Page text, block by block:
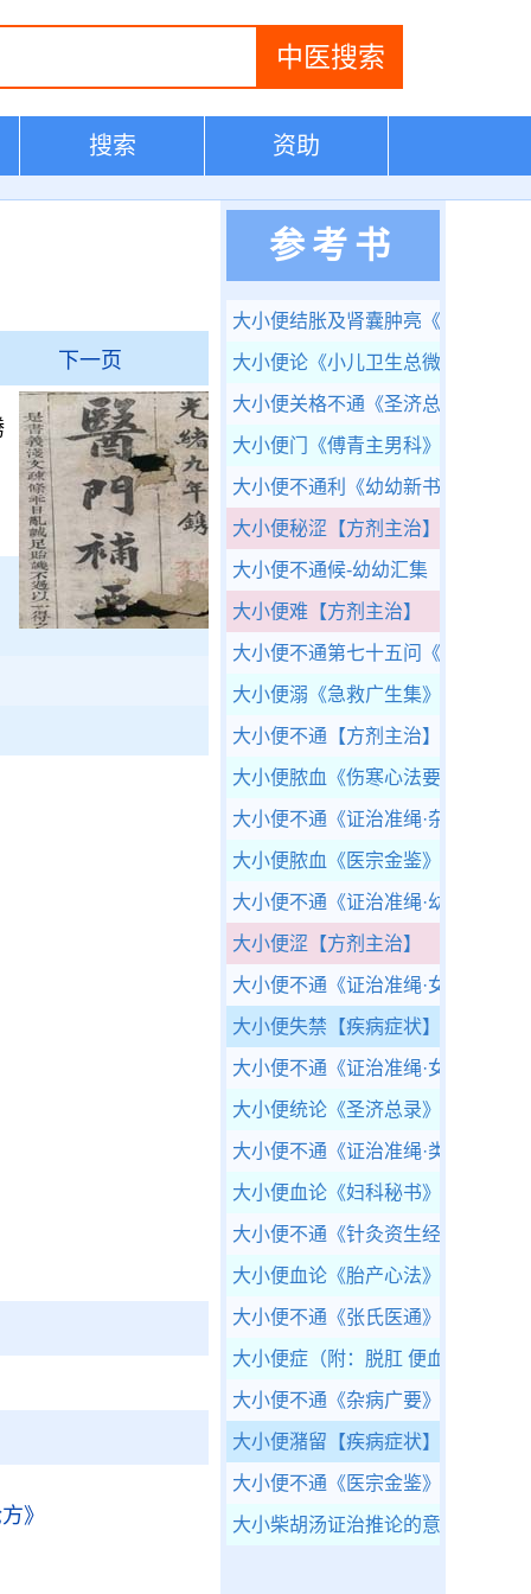
搜索 资助
下一页
》
参考书
大小便结胀及肾囊肿亮 《医门补要
大小便论 《小儿卫生总微论方》
大小便关格不通 《圣济总录》
大小便门 《傅青主男科》
大小便不通利 《幼幼新书》
大小便秘涩 【方剂主治】
大小便不通候-幼幼汇集（下）
大小便难 【方剂主治】
大小便不通第七十五问 《婴童百问
大小便溺 《急救广生集》
大小便不通 【方剂主治】
大小便脓血 《伤寒心法要诀》
大小便不通 《证治准绳·杂病》
大小便脓血 《医宗金鉴》
大小便不通 《证治准绳·幼科》
大小便涩 【方剂主治】
大小便不通 《证治准绳·女科》
大小便失禁 【疾病症状】
大小便不通 《证治准绳·女科》
大小便统论 《圣济总录》
大小便不通 《证治准绳·类方》
大小便血论 《妇科秘书》
大小便不通 《针灸资生经》
大小便血论 《胎产心法》
大小便不通 《张氏医通》
大小便症（附：脱肛 便血淋浊 遗精
大小便不通 《杂病广要》
大小便潴留 【疾病症状】
大小便不通 《医宗金鉴》
大小柴胡汤证治推论的意义